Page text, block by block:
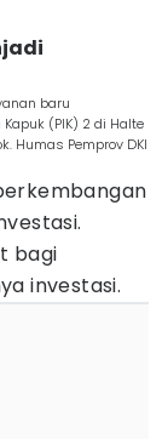
baru
(PIK) 2 di Halte
Humas Pemprov DKI
bagi
investasi.